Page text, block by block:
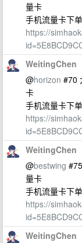
量卡
手机流量卡下单
https://
WeitingChen
@horizon #70
卡
手机流量卡下单
https://
WeitingChen
@bestwing
量卡
手机流量卡下单
https://
WeitingChen